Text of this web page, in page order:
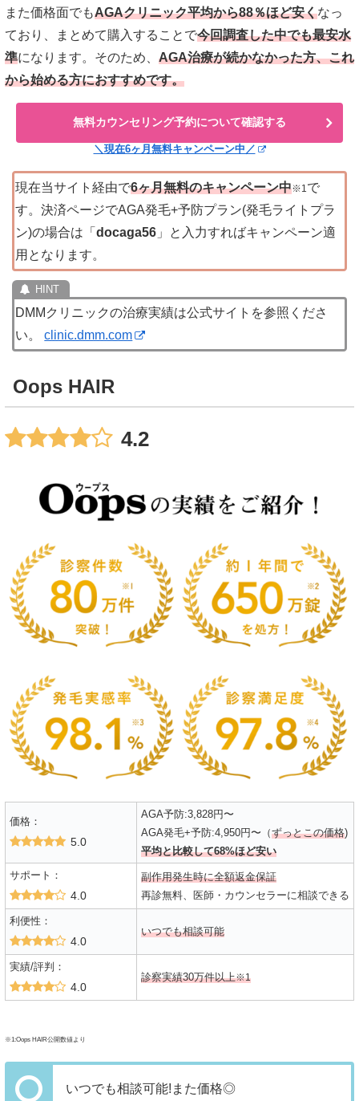
また価格面でもAGAクリニック平均から88％ほど安くなっ
ており、まとめて購入することで今回調査した中でも最安水
準になります。そのため、 AGA治療が続かなかった方、これ
から始める方におすすめです。
無料カウンセリング予約について確認する
＼現在6ヶ月無料キャンペーン中／
現在当サイト経由で6ヶ月無料のキャンペーン中※1 で
す。決済ページでAGA発毛+予防プラン(発毛ライトプラ
ン)の場合は「docaga56 」と入力すればキャンペーン適
用となります。
DMMクリニックの治療実績は公式サイトを参照くださ
い。clinic.dmm.com
Oops HAIR
4.2
価格：
5.0
AGA予防:3,828円〜
AGA発毛+予防:4,950円〜（ずっとこの価格)
平均と比較して68%ほど安い
サポート：
4.0
副作用発生時に全額返金保証
再診無料、医師・カウンセラーに相談できる
利便性：
4.0
いつでも相談可能
実績/評判：
4.0
診察実績30万件以上※1
※1:Oops HAIR公開数値より
いつでも相談可能!また価格◎